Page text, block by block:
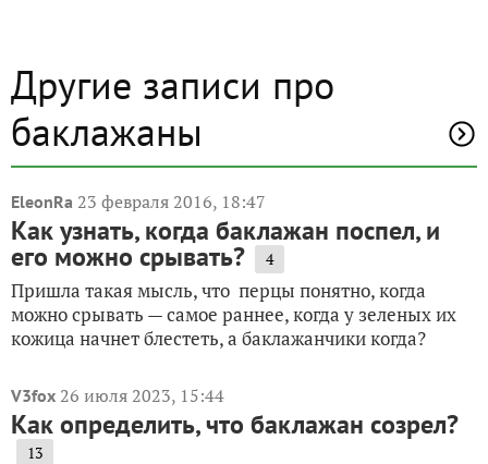
Другие записи про
баклажаны
EleonRa 23 февраля 2016, 18:47
Как узнать, когда баклажан поспел, и
его можно срывать? 4
Пришла такая мысль, что перцы понятно, когда
можно срывать — самое раннее, когда у зеленых их
кожица начнет блестеть, а баклажанчики когда?
V3fox 26 июля 2023, 15:44
Как определить, что баклажан созрел?
13